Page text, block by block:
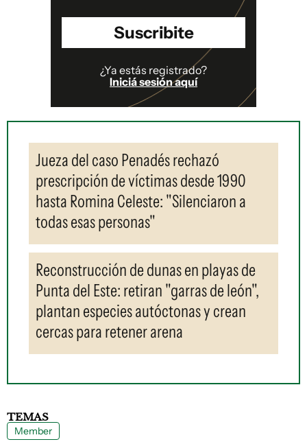
Suscribite
¿Ya estás registrado?
Iniciá sesión aquí
Jueza del caso Penadés rechazó
prescripción de víctimas desde 1990
hasta Romina Celeste: "Silenciaron a
todas esas personas"
Reconstrucción de dunas en playas de
Punta del Este: retiran "garras de león",
plantan especies autóctonas y crean
cercas para retener arena
TEMAS
Member